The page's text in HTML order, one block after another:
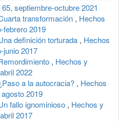
septiembre-octubre 2021
transformación , Hechos
febrero 2019
definición torturada , Hechos
junio 2017
, Hechos y
2022
a la autocracia? , Hechos
2019
fallo ignominioso , Hechos y
2017